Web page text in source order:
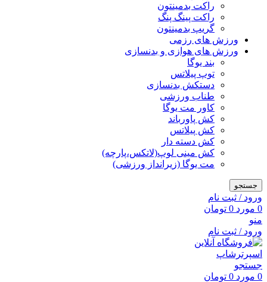
راکت بدمینتون
راکت پینگ پنگ
گریپ بدمینتون
ورزش های رزمی
ورزش های هوازی و بدنسازی
بند یوگا
توپ پیلاتس
دستکش بدنسازی
طناب ورزشی
کاور مت یوگا
کش پاورباند
کش پیلاتس
کش دسته دار
کش مینی لوپ(لاتکس،پارچه)
مت یوگا (زیرانداز ورزشی)
جستجو
ورود / ثبت نام
0 مورد 0 تومان
منو
ورود / ثبت نام
جستجو
0 مورد 0 تومان